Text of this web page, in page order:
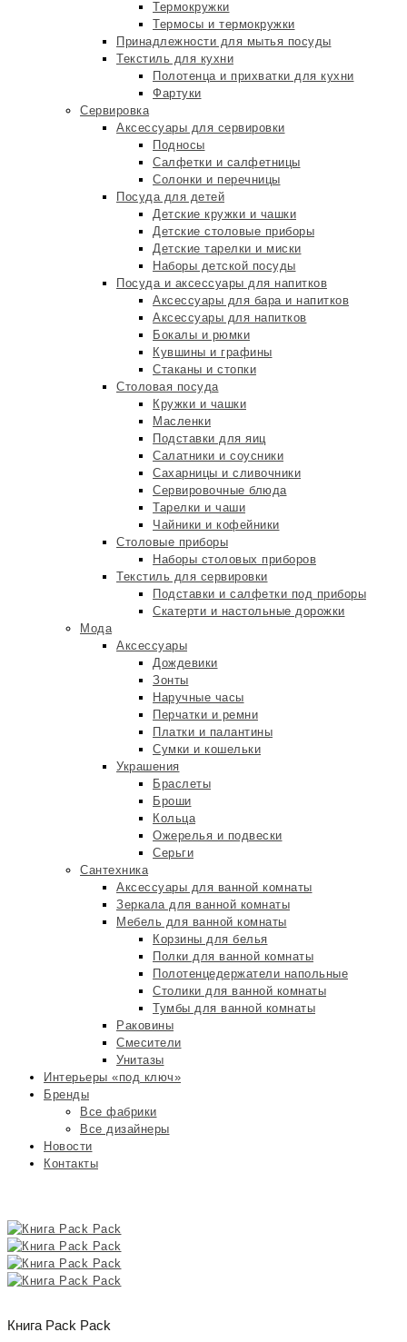
Термокружки
Термосы и термокружки
Принадлежности для мытья посуды
Текстиль для кухни
Полотенца и прихватки для кухни
Фартуки
Сервировка
Аксессуары для сервировки
Подносы
Салфетки и салфетницы
Солонки и перечницы
Посуда для детей
Детские кружки и чашки
Детские столовые приборы
Детские тарелки и миски
Наборы детской посуды
Посуда и аксессуары для напитков
Аксессуары для бара и напитков
Аксессуары для напитков
Бокалы и рюмки
Кувшины и графины
Стаканы и стопки
Столовая посуда
Кружки и чашки
Масленки
Подставки для яиц
Салатники и соусники
Сахарницы и сливочники
Сервировочные блюда
Тарелки и чаши
Чайники и кофейники
Столовые приборы
Наборы столовых приборов
Текстиль для сервировки
Подставки и салфетки под приборы
Скатерти и настольные дорожки
Мода
Аксессуары
Дождевики
Зонты
Наручные часы
Перчатки и ремни
Платки и палантины
Сумки и кошельки
Украшения
Браслеты
Броши
Кольца
Ожерелья и подвески
Серьги
Сантехника
Аксессуары для ванной комнаты
Зеркала для ванной комнаты
Мебель для ванной комнаты
Корзины для белья
Полки для ванной комнаты
Полотенцедержатели напольные
Столики для ванной комнаты
Тумбы для ванной комнаты
Раковины
Смесители
Унитазы
Интерьеры «под ключ»
Бренды
Все фабрики
Все дизайнеры
Новости
Контакты
Книга Pack Pack